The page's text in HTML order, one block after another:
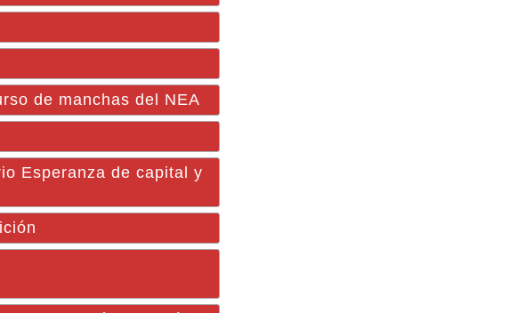
de manchas del NEA
Esperanza de capital y